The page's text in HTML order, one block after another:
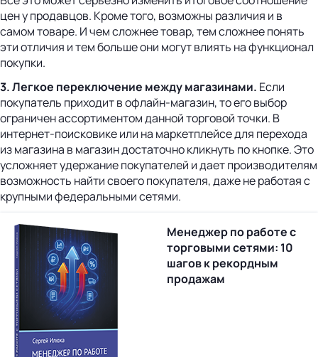
цен у продавцов. Кроме того, возможны различия и в
самом товаре. И чем сложнее товар, тем сложнее понять
эти отличия и тем больше они могут влиять на функционал
покупки.
3. Легкое переключение между магазинами. Если
покупатель приходит в офлайн-магазин, то его выбор
ограничен ассортиментом данной торговой точки. В
интернет-поисковике или на маркетплейсе для перехода
из магазина в магазин достаточно кликнуть по кнопке. Это
усложняет удержание покупателей и дает производителям
возможность найти своего покупателя, даже не работая с
крупными федеральными сетями.
Менеджер по работе с
торговыми сетями: 10
шагов к рекордным
продажам